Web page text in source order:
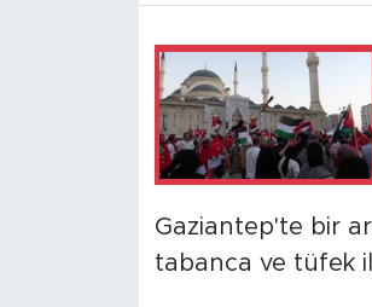
Gaziantep'te bir
tabanca ve tüfek